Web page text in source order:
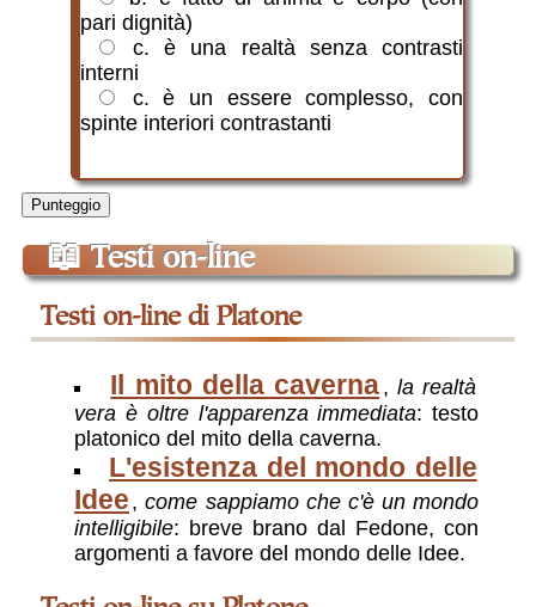
pari dignità)
c. è una realtà senza contrasti
interni
c. è un essere complesso, con
spinte interiori contrastanti
Punteggio
📖 Testi on-line
testi on-line di Platone
Il mito della caverna , la realtà
vera è oltre l'apparenza immediata: testo
platonico del mito della caverna.
L'esistenza del mondo delle
Idee ,come sappiamo che c'è un mondo
intelligibile: breve brano dal Fedone, con
argomenti a favore del mondo delle Idee.